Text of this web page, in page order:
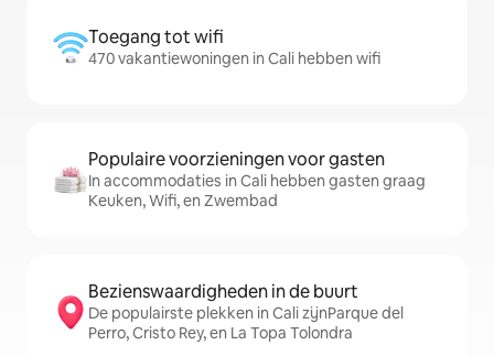
Toegang tot wifi
470 vakantiewoningen in Cali hebben wifi
Populaire voorzieningen voor gasten
In accommodaties in Cali hebben gasten graag
Keuken, Wifi, en Zwembad
Bezienswaardigheden in de buurt
De populairste plekken in Cali zijnParque del
Perro, Cristo Rey, en La Topa Tolondra